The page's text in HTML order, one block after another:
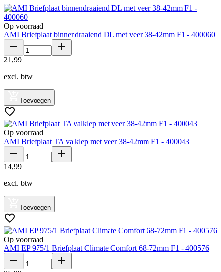
Op voorraad
AMI Briefplaat binnendraaiend DL met veer 38-42mm F1 - 400060
21 ,99
excl. btw
Toevoegen
Op voorraad
AMI Briefplaat TA valklep met veer 38-42mm F1 - 400043
14,99
excl. btw
Toevoegen
Op voorraad
AMI EP 975/1 Briefplaat Climate Comfort 68-72mm F1 - 400576